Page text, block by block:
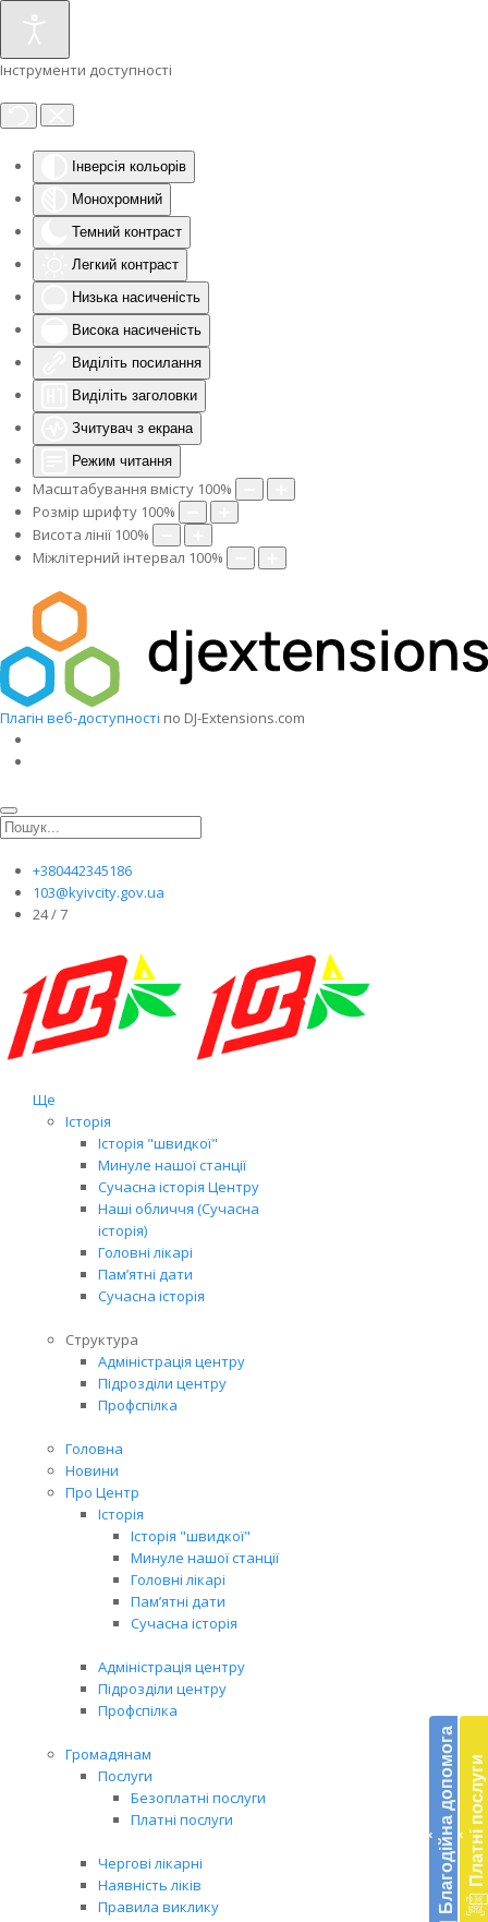
Інструменти доступності
Інверсія кольорів
Монохромний
Темний контраст
Легкий контраст
Низька насиченість
Висока насиченість
Виділіть посилання
Виділіть заголовки
Зчитувач з екрана
Режим читання
Масштабування вмісту 100%
Розмір шрифту 100%
Висота лінії 100%
Міжлітерний інтервал 100%
Плагін веб-доступності по DJ-Extensions.com
+380442345186
103@kyivcity.gov.ua
24 / 7
Ще
Історія
Історія "швидкої"
Минуле нашої станції
Сучасна історія Центру
Наші обличчя (Сучасна
історія)
Головні лікарі
Пам’ятні дати
Сучасна історія
Структура
Адміністрація центру
Підрозділи центру
Профспілка
Головна
Новини
Про Центр
Історія
Історія "швидкої"
Минуле нашої станції
Головні лікарі
Пам’ятні дати
Сучасна історія
Адміністрація центру
Підрозділи центру
Профспілка
Громадянам
Послуги
Безоплатні послуги
Платні послуги
Чергові лікарні
Наявність ліків
Правила виклику
‹ Благодійна допомога ‹ Платні послуги